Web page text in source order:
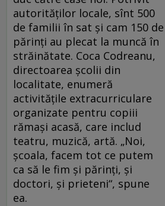
autorităţilor locale, sînt 500
de familii în sat şi cam 150 de
părinţi au plecat la muncă în
străinătate. Coca Codreanu,
directoarea şcolii din
localitate, enumeră
activităţile extracurriculare
organizate pentru copiii
rămaşi acasă, care includ
teatru, muzică, artă. „Noi,
şcoala, facem tot ce putem
ca să le fim şi părinţi, şi
doctori, şi prieteni“, spune
ea.